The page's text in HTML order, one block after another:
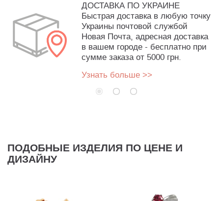
ДОСТАВКА ПО УКРАИНЕ
Быстрая доставка в любую точку
Украины почтовой службой
Новая Почта, адресная доставка
в вашем городе - бесплатно при
сумме заказа от 5000 грн.
Узнать больше >>
ПОДОБНЫЕ ИЗДЕЛИЯ ПО ЦЕНЕ И
ДИЗАЙНУ